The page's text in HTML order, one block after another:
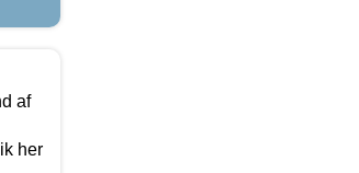
af
her